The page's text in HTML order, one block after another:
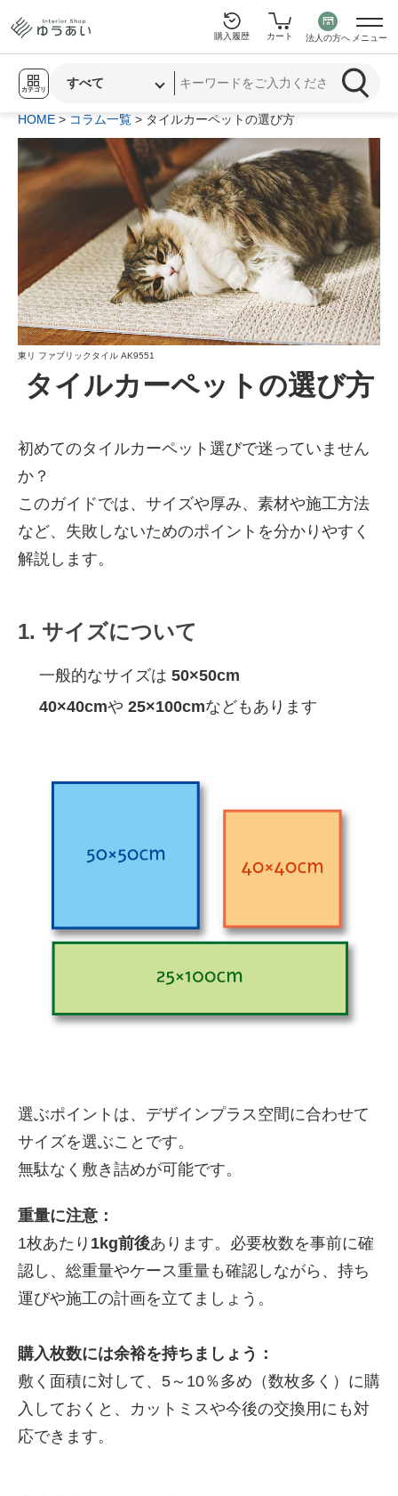
カテゴリ
購入履歴 カート 法人の方へ メニュー
HOME > コラム一覧 > タイルカーペットの選び方
東リ ファブリックタイル AK9551
タイルカーペットの選び方
初めてのタイルカーペット選びで迷っていません
か？
このガイドでは、サイズや厚み、素材や施工方法
など、失敗しないためのポイントを分かりやすく
解説します。
1. サイズについて
一般的なサイズは 50×50cm
40×40cmや 25×100cmなどもあります
選ぶポイントは、デザインプラス空間に合わせて
サイズを選ぶことです。
無駄なく敷き詰めが可能です。
重量に注意：
1枚あたり 1kg前後あります。必要枚数を事前に確
認し、総重量やケース重量も確認しながら、持ち
運びや施工の計画を立てましょう。
購入枚数には余裕を持ちましょう：
敷く面積に対して、5～10％多め（数枚多く）に購
入しておくと、カットミスや今後の交換用にも対
応できます。